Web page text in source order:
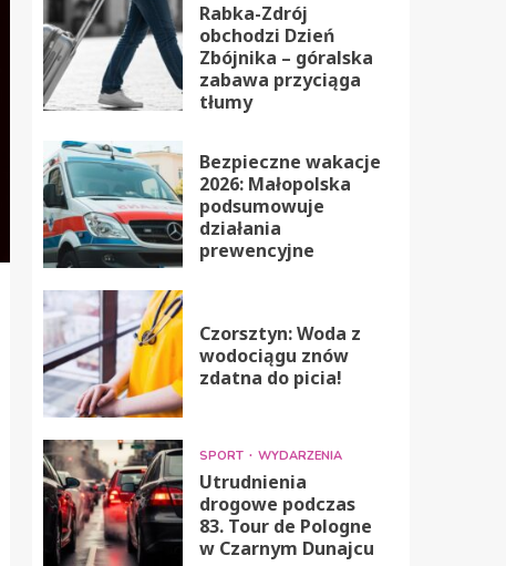
Rabka-Zdrój
obchodzi Dzień
Zbójnika – góralska
zabawa przyciąga
tłumy
Bezpieczne wakacje
2026: Małopolska
podsumowuje
działania
prewencyjne
Czorsztyn: Woda z
wodociągu znów
zdatna do picia!
SPORT WYDARZENIA
Utrudnienia
drogowe podczas
83. Tour de Pologne
w Czarnym Dunajcu